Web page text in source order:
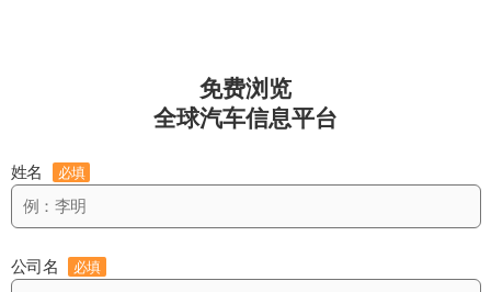
免费浏览
全球汽车信息平台
姓名 必填
公司名 必填